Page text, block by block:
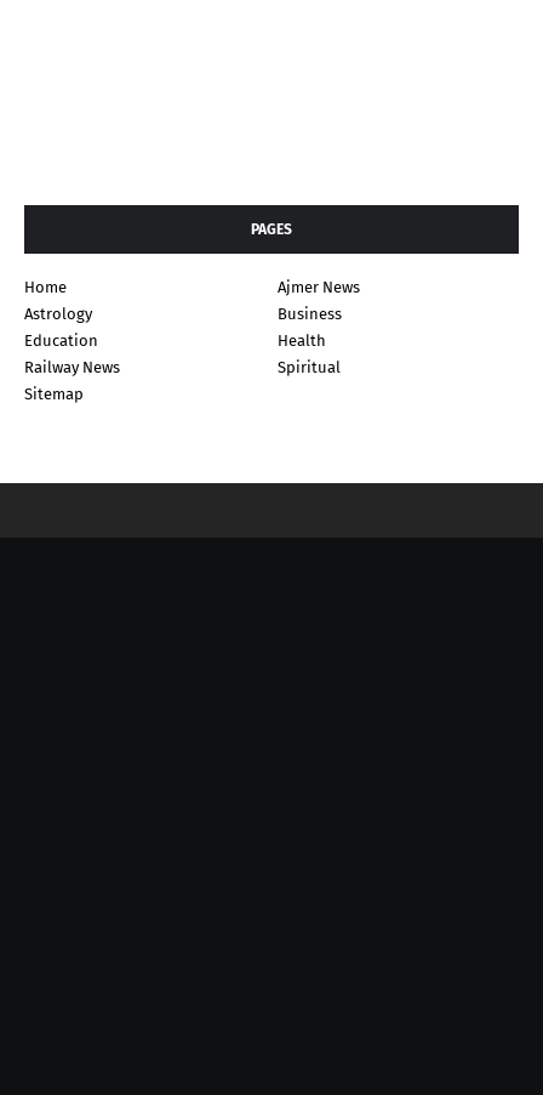
PAGES
Home
Ajmer News
Astrology
Business
Education
Health
Railway News
Spiritual
Sitemap